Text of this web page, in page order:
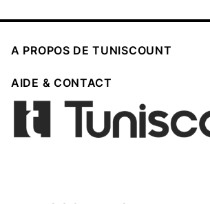
A PROPOS DE TUNISCOUNT
AIDE & CONTACT